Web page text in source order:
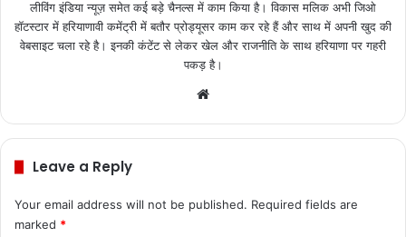
लीविंग इंडिया न्यूज़ समेत कई बड़े चैनल्स में काम किया है। विकास मलिक अभी जिओ
हॉटस्टार में हरियाणावी कमेंट्री में बतौर प्रोड्यूसर काम कर रहे हैं और साथ में अपनी खुद की
वेबसाइट चला रहे है। इनकी कंटेंट से लेकर खेल और राजनीति के साथ हरियाणा पर गहरी
पकड़ है।
te
Leave a Reply
Your email address will not be published. Required fields are
marked *